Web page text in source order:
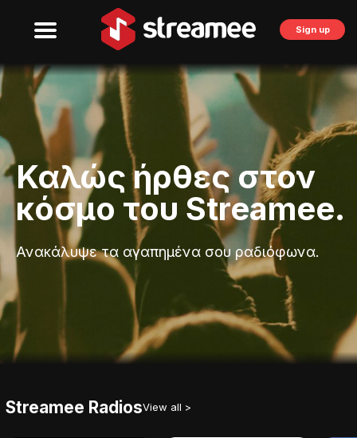
Sign up
Καλώς ήρθες στον
κόσμο του Streamee.
Ανακάλυψε τα αγαπημένα σου ραδιόφωνα.
Streamee RadiosView all >